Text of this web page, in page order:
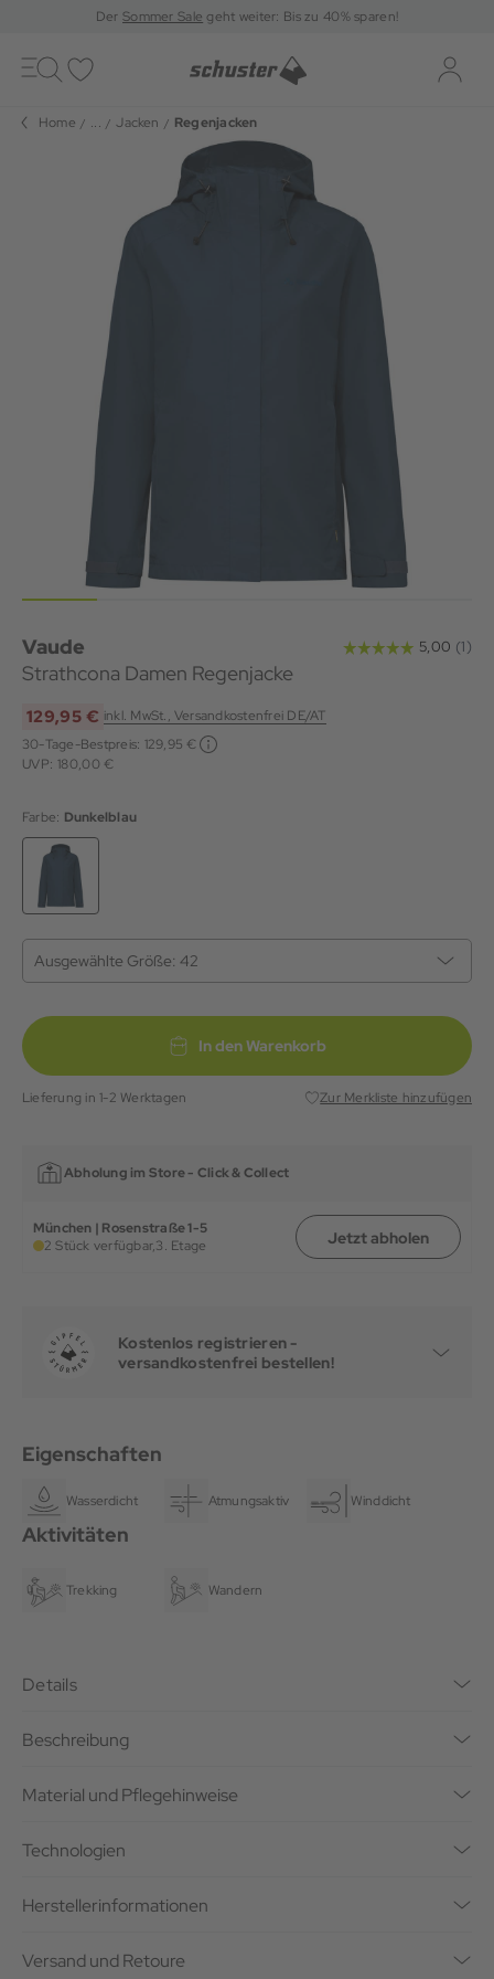
DerSommer Sale geht weiter: Bis zu 40% sparen!
Toggle
navigation
Home ... Jacken Regenjacken
Vaude
Strathcona Damen Regenjacke
129,95 € inkl. MwSt., Versandkostenfrei DE/AT
30-Tage-Bestpreis: 129,95 €
UVP: 180,00 €
Farbe: Dunkelblau
Ausgewählte Größe: 42
In den Warenkorb
Lieferung in 1-2 Werktagen Zur Merkliste hinzufügen
Abholung im Store - Click & Collect
München | Rosenstraße 1-5
2 Stück verfügbar,3. Etage Jetzt abholen
Kostenlos registrieren -
versandkostenfrei bestellen!
Eigenschaften
Wasserdicht Atmungsaktiv Winddicht
Aktivitäten
Trekking Wandern
Details
Beschreibung
Material und Pflegehinweise
Technologien
Herstellerinformationen
Versand und Retoure